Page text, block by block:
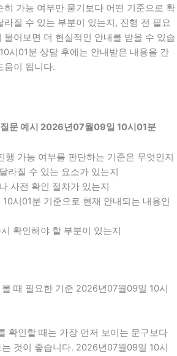
히 가능 여부만 묻기보다 어떤 기준으로 확
라질 수 있는 부분이 있는지, 진행 전 필요
물어보면 더 현실적인 안내를 받을 수 있습
시01분 상담 후에는 안내받은 내용을 간
움이 됩니다.
문 예시 2026년07월09일 10시01분
행 가능 여부를 판단하는 기준은 무엇인지
라질 수 있는 요소가 있는지
사전 확인 절차가 있는지
시01분 기준으로 현재 안내되는 내용인
확인해야 할 부분이 있는지
때 필요한 기준 2026년07월09일 10시
확인할 때는 가장 먼저 보이는 문구보다
것이 좋습니다. 2026년07월09일 10시